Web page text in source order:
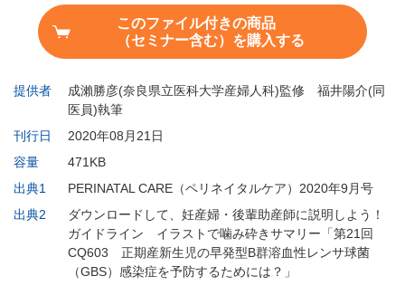
提供者
成瀨勝彦(奈良県立医科大学産婦人科)監修 福井陽介(同
医員)執筆
刊行日
2020年08月21日
容量
471KB
出典1
PERINATAL CARE（ペリネイタルケア）2020年9月号
出典2
ダウンロードして、妊産婦・後輩助産師に説明しよう！
ガイドライン イラストで噛み砕きサマリー「第21回
CQ603 正期産新生児の早発型B群溶血性レンサ球菌
（GBS）感染症を予防するためには？」
このファイル付きの商品
（セミナー含む）を購入する